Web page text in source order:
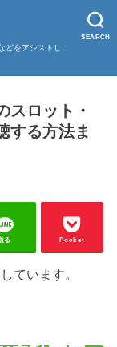
SEARCH
どをアシストし
スロット・
する方法ま
る Pocket
ています。